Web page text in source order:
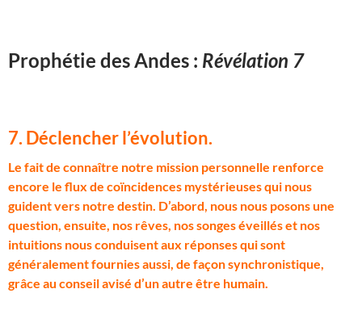
Prophétie des Andes : Révélation 7
7. Déclencher l’évolution.
L e fait de connaître notre mission personnelle renforce
encore le flux de coïncidences mystérieuses qui nous
guident vers notre destin. D’abord, nous nous posons une
question, ensuite, nos rêves, nos songes éveillés et nos
intuitions nous conduisent aux réponses qui sont
généralement fournies aussi, de façon synchronistique,
grâce au conseil avisé d’un autre être humain.